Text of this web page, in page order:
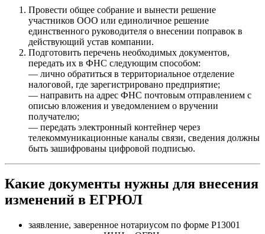
Провести общее собрание и вынести решение
участников ООО или единоличное решение
единственного руководителя о внесении поправок в
действующий устав компании.
Подготовить перечень необходимых документов,
передать их в ФНС следующим способом:
— лично обратиться в территориальное отделение
налоговой, где зарегистрировано предприятие;
— направить на адрес ФНС почтовым отправлением с
описью вложения и уведомлением о вручении
получателю;
— передать электронный контейнер через
телекоммуникационные каналы связи, сведения должны
быть зашифрованы цифровой подписью.
Какие документы нужны для внесения
изменений в ЕГРЮЛ
заявление, заверенное нотариусом по форме Р13001